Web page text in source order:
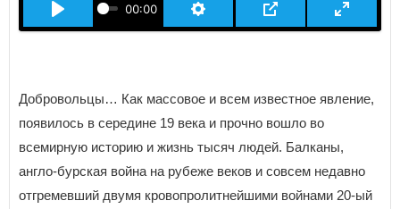
00:00
Добровольцы… Как массовое и всем известное явление,
появилось в середине 19 века и прочно вошло во
всемирную историю и жизнь тысяч людей. Балканы,
англо-бурская война на рубеже веков и совсем недавно
отгремевший двумя кровопролитнейшими войнами 20-ый